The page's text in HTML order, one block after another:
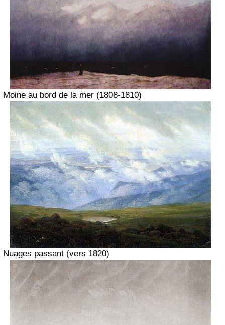
Moine au bord de la mer (1808-1810)
Nuages passant (vers 1820)